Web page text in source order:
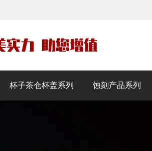
杯子茶仓杯盖系列 蚀刻产品系列